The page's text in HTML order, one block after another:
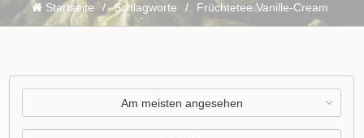
Startseite / Schlagworte / Früchtetee Vanille-Cream
Am meisten angesehen